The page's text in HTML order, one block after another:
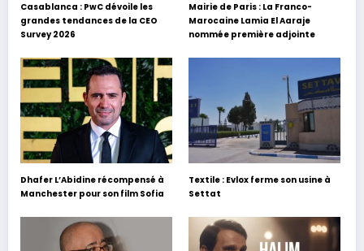
Casablanca : PwC dévoile les
grandes tendances de la CEO
Survey 2026
Mairie de Paris : La Franco-
Marocaine Lamia El Aaraje
nommée première adjointe
Dhafer L’Abidine récompensé à
Manchester pour son film Sofia
Textile : Evlox ferme son usine à
Settat